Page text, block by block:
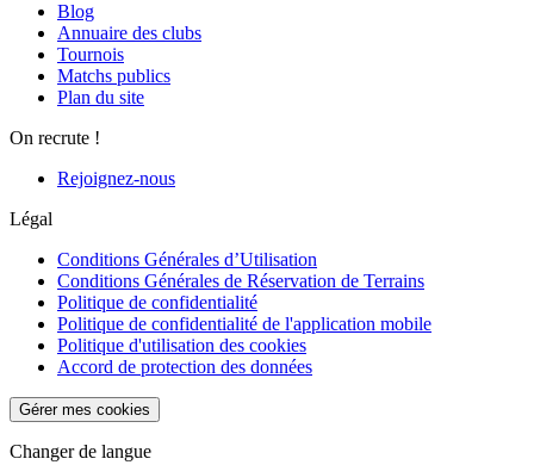
Blog
Annuaire des clubs
Tournois
Matchs publics
Plan du site
On recrute !
Rejoignez-nous
Légal
Conditions Générales d’Utilisation
Conditions Générales de Réservation de Terrains
Politique de confidentialité
Politique de confidentialité de l'application mobile
Politique d'utilisation des cookies
Accord de protection des données
Gérer mes cookies
Changer de langue